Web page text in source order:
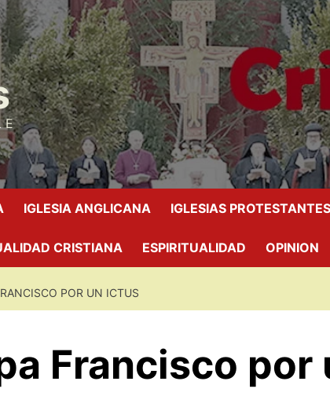
E
IGLESIA ANGLICANA IGLESIAS PROTESTANTES
CRISTIANA ESPIRITUALIDAD OPINION
POR UN ICTUS
Francisco por